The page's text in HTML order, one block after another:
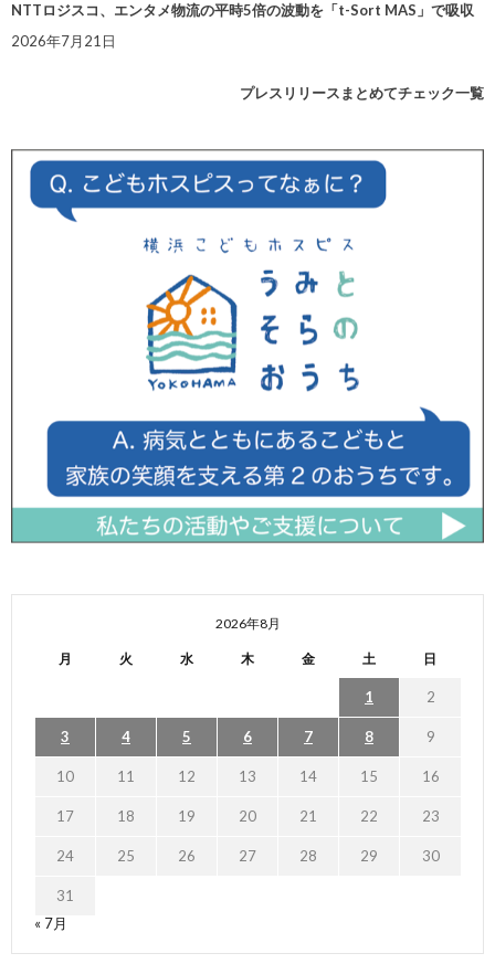
NTTロジスコ、エンタメ物流の平時5倍の波動を「t-Sort MAS」で吸収
2026年7月21日
プレスリリースまとめてチェック一覧
2026年8月
月 火 水 木 金 土 日
1 2
3 4 5 6 7 8 9
10 11 12 13 14 15 16
17 18 19 20 21 22 23
24 25 26 27 28 29 30
31
« 7月